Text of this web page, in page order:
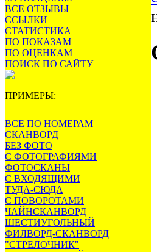
ВСЕ ОТЗЫВЫ
ССЫЛКИ
СТАТИСТИКА
ПО ПОКАЗАМ
ПО ОЦЕНКАМ
ПОИСК ПО САЙТУ
ПРИМЕРЫ:
ВСЕ ПО НОМЕРАМ
СКАНВОРД
БЕЗ ФОТО
С ФОТОГРАФИЯМИ
ФОТОСКАНЫ
С ВХОДЯЩИМИ
ТУДА-СЮДА
С ПОВОРОТАМИ
ЧАЙНСКАНВОРД
ШЕСТИУГОЛЬНЫЙ
ФИЛВОРД-СКАНВОРД
"СТРЕЛОЧНИК"